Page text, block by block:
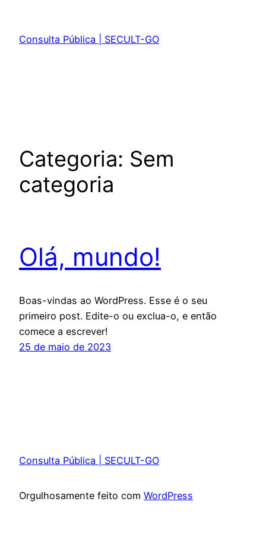
Consulta Pública | SECULT-GO
Categoria: Sem
categoria
Olá, mundo!
Boas-vindas ao WordPress. Esse é o seu
primeiro post. Edite-o ou exclua-o, e então
comece a escrever!
25 de maio de 2023
Consulta Pública | SECULT-GO
Orgulhosamente feito com WordPress